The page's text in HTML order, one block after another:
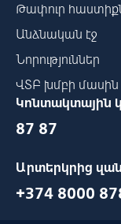
Թափուր
Անձնական էջ
Նորություններ
ՎՏԲ խմբի մասին
Կոնտակտային
87 87
Արտերկրից
+374 8000